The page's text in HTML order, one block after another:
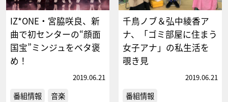
IZ*ONE・宮脇咲良、新
曲で初センターの“顔面
国宝”ミンジュをベタ褒
め！
2019.06.21
番組情報
音楽
千鳥ノブ＆弘中綾香ア
ナ、「ゴミ部屋に住まう
女子アナ」の私生活を
覗き見
2019.06.21
番組情報